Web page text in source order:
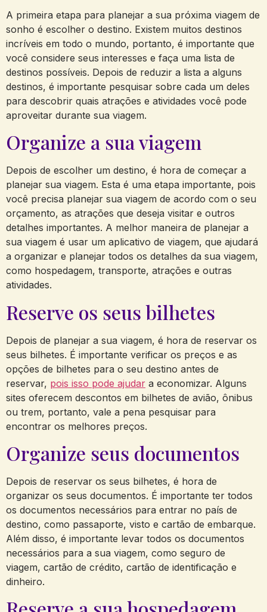
A primeira etapa para planejar a sua próxima viagem de
sonho é escolher o destino. Existem muitos destinos
incríveis em todo o mundo, portanto, é importante que
você considere seus interesses e faça uma lista de
destinos possíveis. Depois de reduzir a lista a alguns
destinos, é importante pesquisar sobre cada um deles
para descobrir quais atrações e atividades você pode
aproveitar durante sua viagem.
Organize a sua viagem
Depois de escolher um destino, é hora de começar a
planejar sua viagem. Esta é uma etapa importante, pois
você precisa planejar sua viagem de acordo com o seu
orçamento, as atrações que deseja visitar e outros
detalhes importantes. A melhor maneira de planejar a
sua viagem é usar um aplicativo de viagem, que ajudará
a organizar e planejar todos os detalhes da sua viagem,
como hospedagem, transporte, atrações e outras
atividades.
Reserve os seus bilhetes
Depois de planejar a sua viagem, é hora de reservar os
seus bilhetes. É importante verificar os preços e as
opções de bilhetes para o seu destino antes de
reservar, pois isso pode ajudar a economizar. Alguns
sites oferecem descontos em bilhetes de avião, ônibus
ou trem, portanto, vale a pena pesquisar para
encontrar os melhores preços.
Organize seus documentos
Depois de reservar os seus bilhetes, é hora de
organizar os seus documentos. É importante ter todos
os documentos necessários para entrar no país de
destino, como passaporte, visto e cartão de embarque.
Além disso, é importante levar todos os documentos
necessários para a sua viagem, como seguro de
viagem, cartão de crédito, cartão de identificação e
dinheiro.